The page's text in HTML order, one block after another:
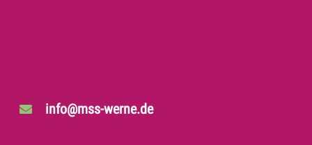
info@mss-werne.de